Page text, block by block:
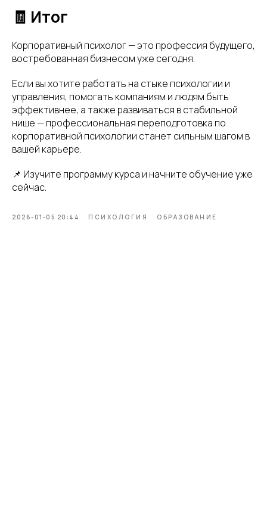
🧾 Итог
Корпоративный психолог — это профессия будущего,
востребованная бизнесом уже сегодня.
Если вы хотите работать на стыке психологии и
управления, помогать компаниям и людям быть
эффективнее, а также развиваться в стабильной
нише — профессиональная переподготовка по
корпоративной психологии станет сильным шагом в
вашей карьере.
📌 Изучите программу курса и начните обучение уже
сейчас.
2026-01-05 20:44 ПСИХОЛОГИЯ ОБРАЗОВАНИЕ